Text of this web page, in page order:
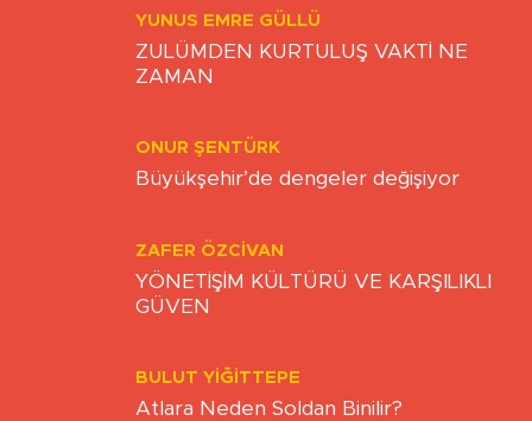
YUNUS EMRE GÜLLÜ
ZULÜMDEN KURTULUŞ VAKTİ NE
ZAMAN
ONUR ŞENTÜRK
Büyükşehir’de dengeler değişiyor
ZAFER ÖZCIVAN
YÖNETİŞİM KÜLTÜRÜ VE KARŞILIKLI
GÜVEN
BULUT YİĞİTTEPE
Atlara Neden Soldan Binilir?